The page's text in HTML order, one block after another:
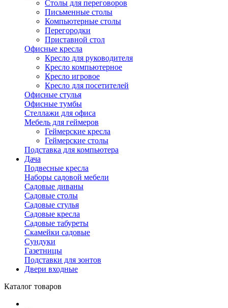
Столы для переговоров
Письменные столы
Компьютерные столы
Перегородки
Приставной стол
Офисные кресла
Кресло для руководителя
Кресло компьютерное
Кресло игровое
Кресло для посетителей
Офисные стулья
Офисные тумбы
Стеллажи для офиса
Мебель для геймеров
Геймерские кресла
Геймерские столы
Подставка для компьютера
Дача
Подвесные кресла
Наборы садовой мебели
Садовые диваны
Садовые столы
Садовые стулья
Садовые кресла
Садовые табуреты
Скамейки садовые
Сундуки
Газетницы
Подставки для зонтов
Двери входные
Каталог товаров